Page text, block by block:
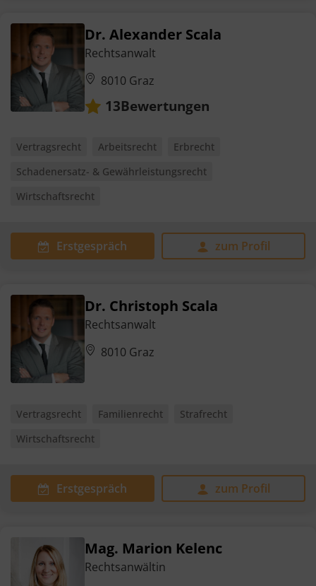
Dr. Alexander Scala
Rechtsanwalt
8010 Graz
13Bewertungen
Vertragsrecht Arbeitsrecht
Erbrecht
Schadenersatz- & Gewährleistungsrecht
Wirtschaftsrecht
Erstgespräch zum Profil
Dr. Christoph Scala
Rechtsanwalt
8010 Graz
Vertragsrecht Familienrecht
Strafrecht
Wirtschaftsrecht
Erstgespräch zum Profil
Mag. Marion Kelenc
Rechtsanwältin